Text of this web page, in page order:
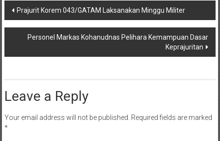
Post
navigation
Prajurit Korem 043/GATAM Laksanakan Minggu Militer
Personel Markas Kohanudnas Pelihara Kemampuan Dasar
Keprajuritan
Leave a Reply
Your email address will not be published. Required fields are marked
*